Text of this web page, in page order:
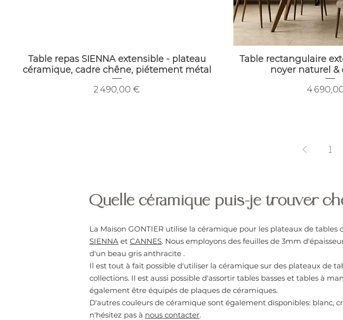
Table repas SIENNA extensible - plateau
céramique, cadre chêne, piétement métal
Prix
2 490,00 €
Table rectangulaire
noyer naturel &
Prix
4
1
Quelle céramique puis-je trouver
La Maison GONTIER utilise la céramique pour les plateaux de tables
SIENNA et CANNES. Nous employons des feuilles de 3mm
d'un beau gris anthracite .
Il est tout à fait possible d'utiliser la céramique sur des plateaux de
collections. Il est aussi possible d'assortir tables basses et tables à
également être équipés de plaques de céramiques.
D'autres couleurs de céramique sont également disponibles: blanc,
n'hésitez pas à nous contacter.